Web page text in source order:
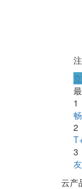
1
2
3
云产